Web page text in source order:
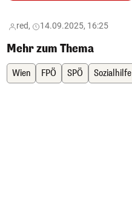
red, 14.09.2025, 16:25
Mehr zum Thema
Wien FPÖ SPÖ Sozialhilfe